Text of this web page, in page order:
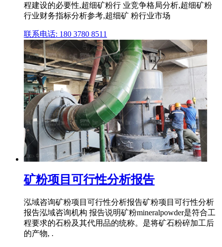
程建设的必要性,超细矿粉行 业竞争格局分析,超细矿粉
行业财务指标分析参考,超细矿 粉行业市场
联系电话: 180 3780 8511
矿粉项目可行性分析报告
泓域咨询矿粉项目可行性分析报告矿粉项目可行性分析
报告泓域咨询机构 报告说明矿粉mineralpowder是符合工
程要求的石粉及其代用品的统称。是将矿石粉碎加工后
的产物, .